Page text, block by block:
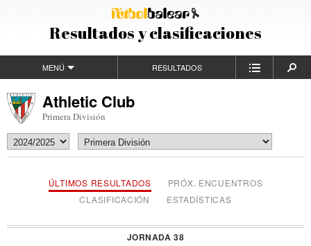
Resultados y clasificaciones
MENÚ RESULTADOS
Athletic Club
Primera División
ÚLTIMOS RESULTADOS
PRÓX. ENCUENTROS
CLASIFICACIÓN
ESTADÍSTICAS
JORNADA 38